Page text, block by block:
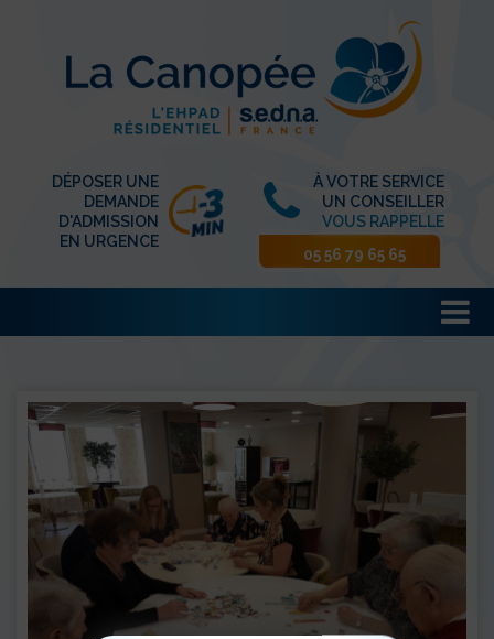
DÉPOSER UNE
DEMANDE
D'ADMISSION
EN URGENCE
À VOTRE SERVICE
UN CONSEILLER
VOUS RAPPELLE
05 56 79 65 65